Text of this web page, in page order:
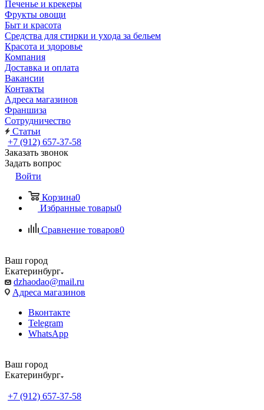
Печенье и крекеры
Фрукты овощи
Быт и красота
Средства для стирки и ухода за бельем
Красота и здоровье
Компания
Доставка и оплата
Вакансии
Контакты
Адреса магазинов
Франшиза
Сотрудничество
Статьи
+7 (912) 657-37-58
Заказать звонок
Задать вопрос
Войти
Корзина0
Избранные товары0
Сравнение товаров0
Ваш город
Екатеринбург
dzhaodao@mail.ru
Адреса магазинов
Вконтакте
Telegram
WhatsApp
Ваш город
Екатеринбург
+7 (912) 657-37-58